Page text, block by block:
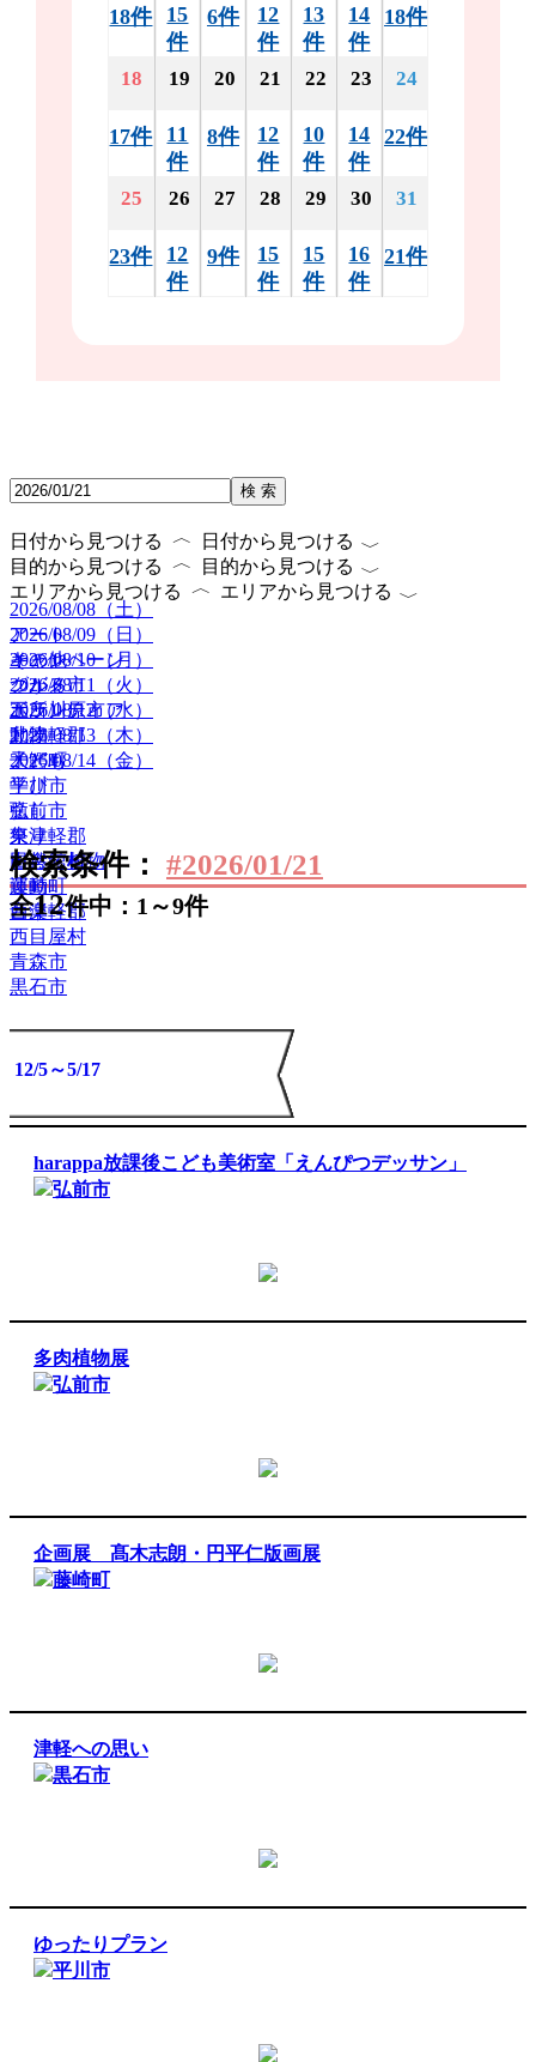
18件
15
件
6件
12
件
13
件
14
件
18件
18
17件
19
11
件
20
8件
21
12
件
22
10
件
23
14
件
24
22件
25
23件
26
12
件
27
9件
28
15
件
29
15
件
30
16
件
31
21件
検 索
日付から見つける 〈 日付から見つける 〈
2026/08/08（土）
2026/08/09（日）
2026/08/10（月）
2026/08/11（火）
2026/08/12（水）
2026/08/13（木）
2026/08/14（金）
目的から見つける 〈 目的から見つける 〈
アート
キャンペーン
グルメ
ボランティア
動物
子ども
学び
癒し
祭り
自然・植物
運動
音楽
エリアから見つける 〈 エリアから見つける 〈
その他
つがる市
五所川原市
北津軽郡
大鰐町
平川市
弘前市
東津軽郡
田舎館村
藤崎町
西津軽郡
西目屋村
青森市
黒石市
検索条件： #2026/01/21
全12件中：1～9件
1/21
harappa放課後こども美術室「えんぴつデッサン」
弘前市
1/16～1/25
多肉植物展
弘前市
1/10～2/23
企画展 髙木志朗・円平仁版画展
藤崎町
1/3～2/1
津軽への思い
黒石市
12/20～3/20
ゆったりプラン
平川市
12/15～1/31
12/12～3/13
12/6～3/22
12/5～5/17